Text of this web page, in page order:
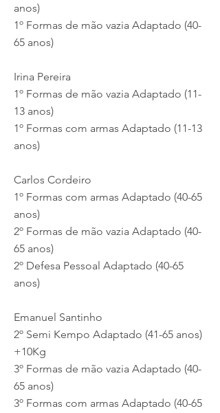
anos)
1º Formas de mão vazia Adaptado (40-
65 anos)
Irina Pereira
1º Formas de mão vazia Adaptado (11-
13 anos)
1º Formas com armas Adaptado (11-13
anos)
Carlos Cordeiro
1º Formas com armas Adaptado (40-65
anos)
2º Formas de mão vazia Adaptado (40-
65 anos)
2º Defesa Pessoal Adaptado (40-65
anos)
Emanuel Santinho
2º Semi Kempo Adaptado (41-65 anos)
+10Kg
3º Formas de mão vazia Adaptado (40-
65 anos)
3º Formas com armas Adaptado (40-65